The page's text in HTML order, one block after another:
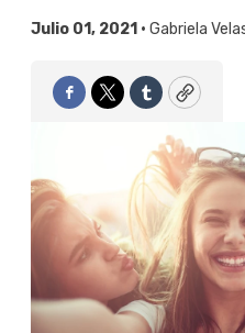
Julio 01, 2021 • Gabriela
Facebook
TwitterTumblrCopy